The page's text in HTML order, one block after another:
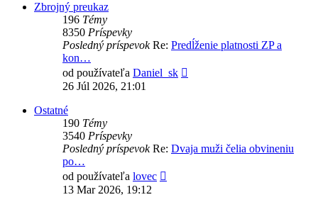
Zbrojný preukaz
196 Témy
8350 Príspevky
Posledný príspevokRe: Predĺženie platnosti ZP a
kon…
od používateľa Daniel_sk
26 Júl 2026, 21:01
Ostatné
190 Témy
3540 Príspevky
Posledný príspevokRe: Dvaja muži čelia obvineniu
po…
od používateľa lovec
13 Mar 2026, 19:12